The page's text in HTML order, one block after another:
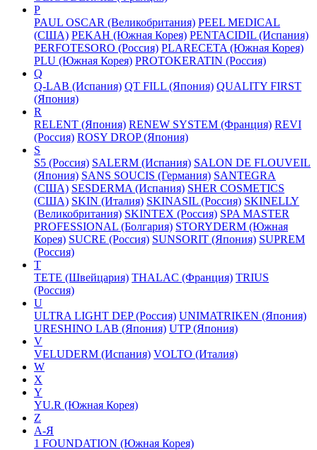
P
PAUL OSCAR (Великобритания) PEEL MEDICAL
(США) PEKAH (Южная Корея) PENTACIDIL (Испания)
PERFOTESORO (Россия) PLARECETA (Южная Корея)
PLU (Южная Корея) PROTOKERATIN (Россия)
Q
Q-LAB (Испания) QT FILL (Япония) QUALITY FIRST
(Япония)
R
RELENT (Япония) RENEW SYSTEM (Франция) REVI
(Россия) ROSY DROP (Япония)
S
S5 (Россия) SALERM (Испания) SALON DE FLOUVEIL
(Япония) SANS SOUCIS (Германия) SANTEGRA
(США) SESDERMA (Испания) SHER COSMETICS
(США) SKIN (Италия) SKINASIL (Россия) SKINELLY
(Великобритания) SKINTEX (Россия) SPA MASTER
PROFESSIONAL (Болгария) STORYDERM (Южная
Корея) SUCRE (Россия) SUNSORIT (Япония) SUPREM
(Россия)
T
TETE (Швейцария) THALAC (Франция) TRIUS
(Россия)
U
ULTRA LIGHT DEP (Россия) UNIMATRIKEN (Япония)
URESHINO LAB (Япония) UTP (Япония)
V
VELUDERM (Испания) VOLTO (Италия)
W
X
Y
YU.R (Южная Корея)
Z
А-Я
1 FOUNDATION (Южная Корея)